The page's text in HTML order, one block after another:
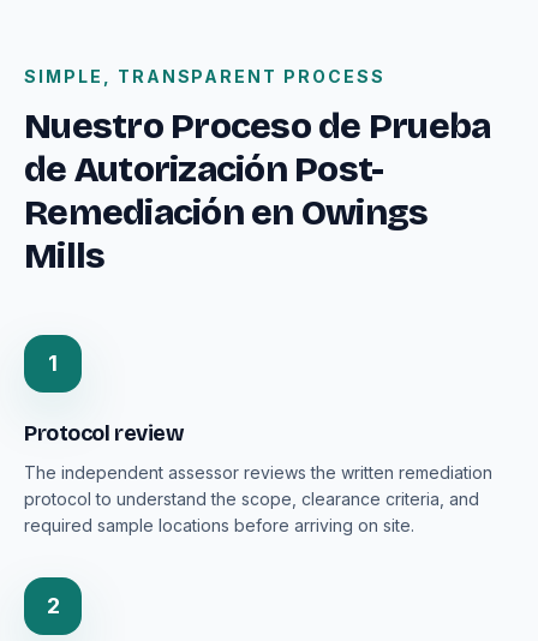
SIMPLE, TRANSPARENT PROCESS
Nuestro Proceso de Prueba
de Autorización Post-
Remediación en Owings
Mills
1
Protocol review
The independent assessor reviews the written remediation
protocol to understand the scope, clearance criteria, and
required sample locations before arriving on site.
2